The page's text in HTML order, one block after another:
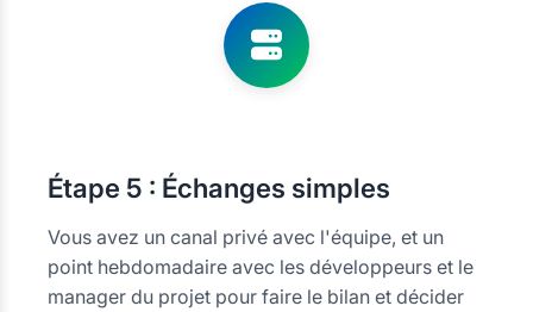
Étape 5 : Échanges simples
Vous avez un canal privé avec l'équipe, et un
point hebdomadaire avec les développeurs et le
manager du projet pour faire le bilan et décider